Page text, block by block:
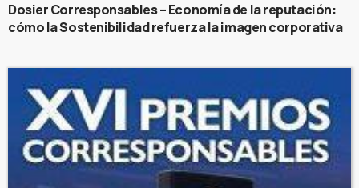
Dosier Corresponsables – Economía de la reputación:
cómo la Sostenibilidad refuerza la imagen corporativa